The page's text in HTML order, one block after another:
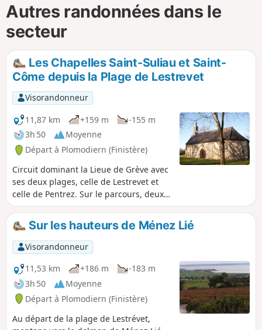
Autres randonnées dans le
secteur
Les Chapelles Saint-Suliau et Saint-
Côme depuis la Plage de Lestrevet
Visorandonneur
11,87 km
+159 m
-155 m
3h 50
Moyenne
Départ à Plomodiern (Finistère)
Circuit dominant la Lieue de Grève avec
ses deux plages, celle de Lestrevet et
celle de Pentrez. Sur le parcours, deux
belles chapelles : Saint-Suliau (fin du
XIIe siècle) et celle de Saint-Côme
(début du XVIe et milieu du XVIIe siècle).
Bon bol d'air marin assuré.
Sur les hauteurs de Ménez Lié
Visorandonneur
11,53 km
+186 m
-183 m
3h 50
Moyenne
Départ à Plomodiern (Finistère)
Au départ de la plage de Lestrévet,